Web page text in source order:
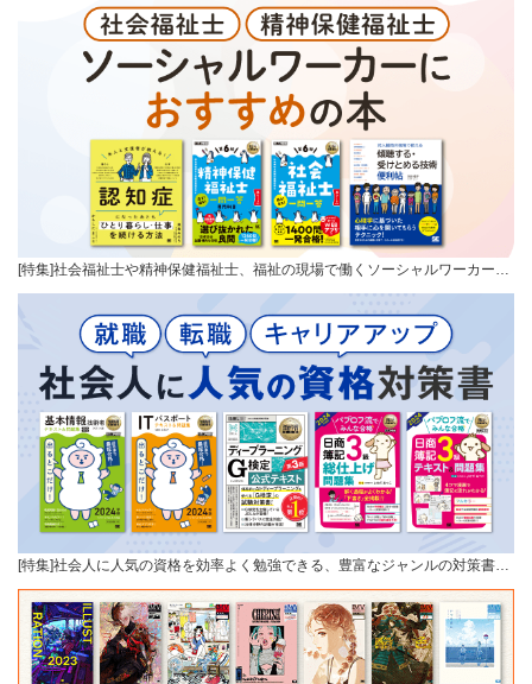
[特集]社会福祉士や精神保健福祉士、福祉の現場で働くソーシャルワーカー…
[特集]社会人に人気の資格を効率よく勉強できる、豊富なジャンルの対策書…